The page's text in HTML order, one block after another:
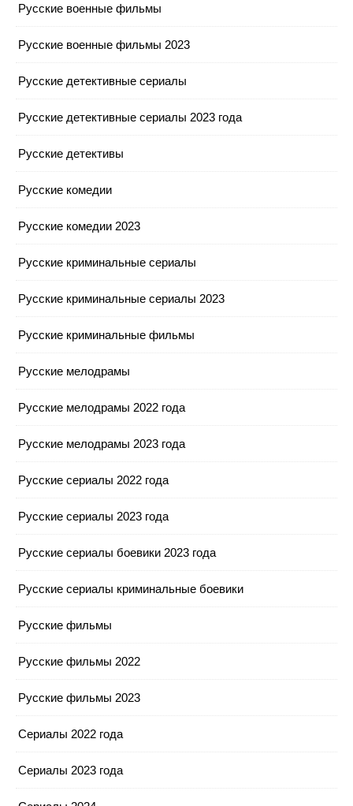
Русские военные фильмы
Русские военные фильмы 2023
Русские детективные сериалы
Русские детективные сериалы 2023 года
Русские детективы
Русские комедии
Русские комедии 2023
Русские криминальные сериалы
Русские криминальные сериалы 2023
Русские криминальные фильмы
Русские мелодрамы
Русские мелодрамы 2022 года
Русские мелодрамы 2023 года
Русские сериалы 2022 года
Русские сериалы 2023 года
Русские сериалы боевики 2023 года
Русские сериалы криминальные боевики
Русские фильмы
Русские фильмы 2022
Русские фильмы 2023
Сериалы 2022 года
Сериалы 2023 года